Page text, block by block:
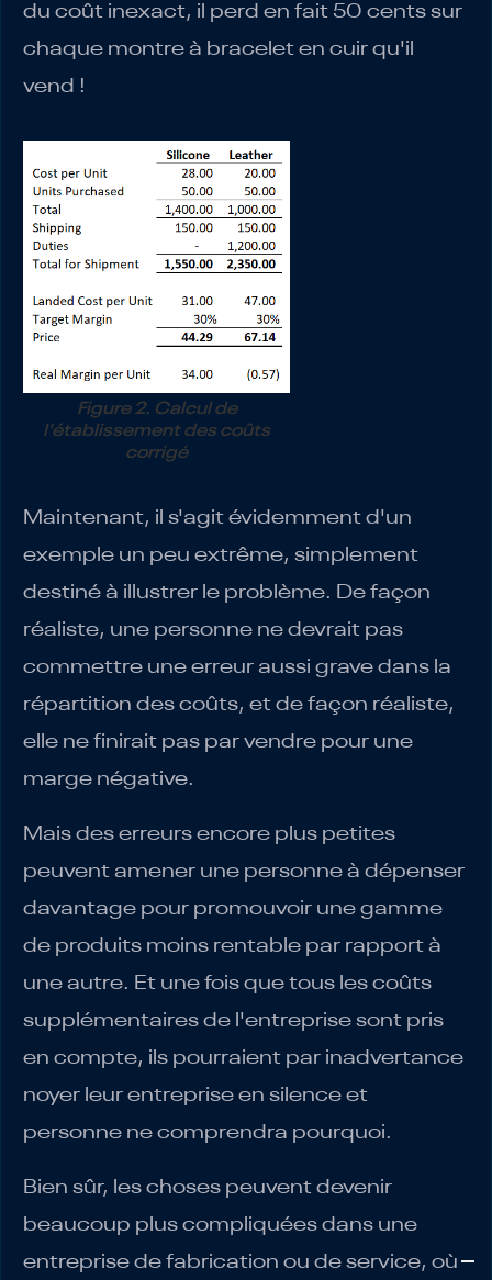
du coût inexact, il perd en fait 50 cents sur
chaque montre à bracelet en cuir qu'il
vend !
Figure 2. Calcul de
l'établissement des coûts
corrigé
Maintenant, il s'agit évidemment d'un
exemple un peu extrême, simplement
destiné à illustrer le problème. De façon
réaliste, une personne ne devrait pas
commettre une erreur aussi grave dans la
répartition des coûts, et de façon réaliste,
elle ne finirait pas par vendre pour une
marge négative.
Mais des erreurs encore plus petites
peuvent amener une personne à dépenser
davantage pour promouvoir une gamme
de produits moins rentable par rapport à
une autre. Et une fois que tous les coûts
supplémentaires de l'entreprise sont pris
en compte, ils pourraient par inadvertance
noyer leur entreprise en silence et
personne ne comprendra pourquoi.
Bien sûr, les choses peuvent devenir
beaucoup plus compliquées dans une
entreprise de fabrication ou de service, où